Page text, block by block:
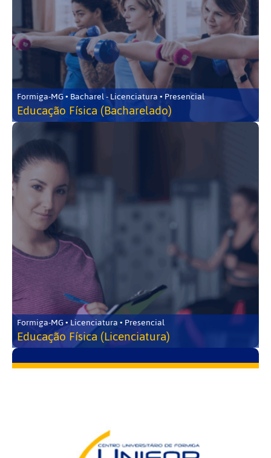
Formiga-MG • Bacharel - Licenciatura • Presencial
Educação Física (Bacharelado)
Formiga-MG • Licenciatura • Presencial
Educação Física (Licenciatura)